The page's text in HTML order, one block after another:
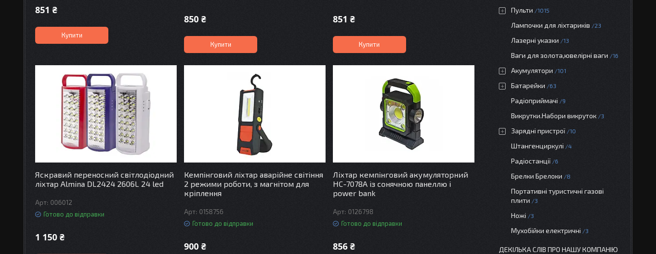
851 ₴
Купити
850 ₴
Купити
851 ₴
Купити
Яскравий переносний світлодіодний
ліхтар Almina DL2424 2606L 24 led
006012
Готово до відправки
1 150 ₴
Кемпінговий ліхтар аварійне світіння
2 режими роботи, з магнітом для
кріплення
0158756
Готово до відправки
900 ₴
Ліхтар кемпінговий акумуляторний
HC-7078A із сонячною панеллю і
power bank
0126798
Готово до відправки
856 ₴
Пульти 1015
Лампочки для ліхтариків 23
Лазерні указки 13
Ваги для золота,ювелірні ваги 16
Акумулятори 101
Батарейки 63
Радіоприймачі 9
Викрутки.Набори викруток 3
Зарядні пристрої 10
Штангенциркулі 4
Радіостанції 6
Брелки Брелоки 8
Портативні туристичні газові
плити
3
Ножі 3
Мухобійки електричні 3
ДЕКІЛЬКА СЛІВ ПРО НАШУ КОМПАНІЮ